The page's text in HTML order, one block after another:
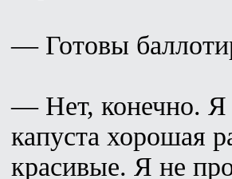
— Готовы
— Нет, конечно. Я
капуста хорошая
красивые. Я не